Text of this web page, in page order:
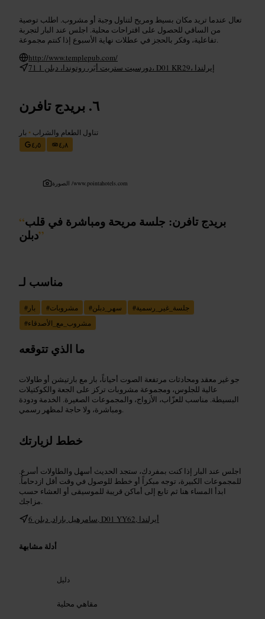
تعال عندما تريد مكان بسيط ومريح لتناول وجبة أو مشروب. اطلب توصية
من الساقي للحصول على اقتراحات محلية. اجلس عند البار لتجربة
تفاعلية، وفكر بالحجز في عطلات نهاية الأسبوع إذا كنتم مجموعة.
http://www.templepub.com/
71 دورسيت ستريت أبَر، روتوندا، دبلن 1، D01 KR29، إيرلندا
بريدج تافرن
تناول الطعام والشراب • بار
٤٫٥
٤٫٨
الصورة /www.pointahotels.com
“بريدج تافرن: جلسة مريحة ومباشرة في قلب
دبلن”
مناسب لـ
# بار #مشروبات #سهر_دبلن #جلسة_غير_رسمية
#مشروب_مع_الأصدقاء
ما الذي تتوقعه
جو غير معقد ومحادثات مرتفعة الصوت أحياناً، بار مع بارتيشن أو طاولات
عالية للجلوس، ومجموعة مشروبات تركز على الجعة والكوكتيلات
البسيطة. مناسب للعزّاب، الأزواج، والمجموعات الصغيرة. الخدمة ودودة
ومباشرة، ولا حاجة لمظهر رسمي.
خطط لزيارتك
اجلس عند البار إذا كنت بمفردك، ستجد الحديث أسهل والطاولات أسرع.
للمجموعات الكبيرة، توجه مبكراً أو خطط للوصول في وقت أقل ازدحاماً.
ابدأ المساء هنا ثم تابع إلى أماكن قريبة للموسيقى أو العشاء حسب
مزاجك.
6 سامرهيل باراد, دبلن, D01 YY62, أيرلندا
أدلة مشابهة
دليل
مقاهي محلية